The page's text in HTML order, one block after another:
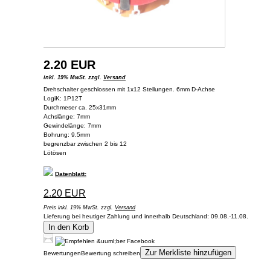
2.20 EUR
inkl. 19% MwSt. zzgl. Versand
Drehschalter geschlossen mit 1x12 Stellungen. 6mm D-Achse
LogiK: 1P12T
Durchmeser ca. 25x31mm
Achslänge: 7mm
Gewindelänge: 7mm
Bohrung: 9.5mm
begrenzbar zwischen 2 bis 12
Lötösen
Datenblatt:
2.20 EUR
Preis inkl. 19% MwSt. zzgl. Versand
Lieferung bei heutiger Zahlung und innerhalb Deutschland: 09.08.-11.08.
In den Korb
BewertungenBewertung schreiben Zur Merkliste hinzufügen